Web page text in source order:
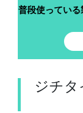
普段使ってい
ジチタ